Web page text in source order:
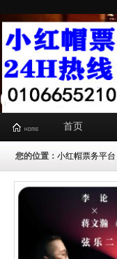
首页
您的位置： 小红帽票务平台